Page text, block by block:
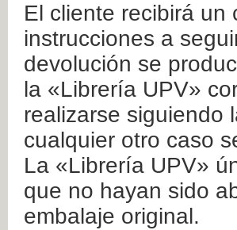
El cliente recibirá un
instrucciones a
devolución se
la «Librería UPV»
realizarse siguiendo
cualquier otro caso
La «Librería UPV»
que no hayan sido
embalaje original.